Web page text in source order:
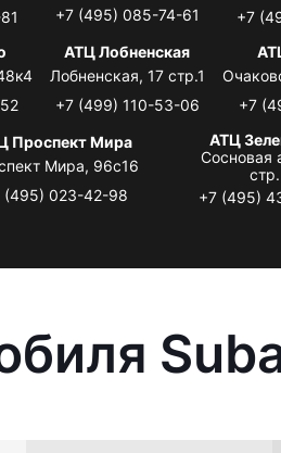
+7 (495) 085-74-61
+7
АТЦ Лобненская
Лобненская, 17 стр.1
+7 (499) 110-53-06
+7
Проспект Мира
Мира, 96с16
(495) 023-42-98
АТЦ
Сосновая
+7 (495)